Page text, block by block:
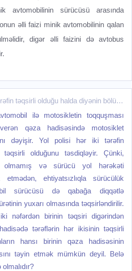
avtomobilinin sürücüsü arasında
əlli faizi minik avtomobilinin qalan
digər əlli faizini də avtobus
təqsirli olduğu halda diyənin bölünməsi
ilə motosikletin toqquşması
qəza hadisəsində motosiklet
dəyişir. Yol polisi hər iki tərəfin
olduğunu təsdiqləyir. Çünki,
olmamış və sürücü yol hərəkəti
etmədən, ehtiyatsızlıqla sürücülük
sürücüsü də qabağa diqqətlə
yuxarı olmasında təqsirləndirilir.
nəfərdən birinin təqsiri digərindən
tərəflərin hər ikisinin təqsirli
hansı birinin qəza hadisəsinin
təyin etmək mümkün deyil. Belə